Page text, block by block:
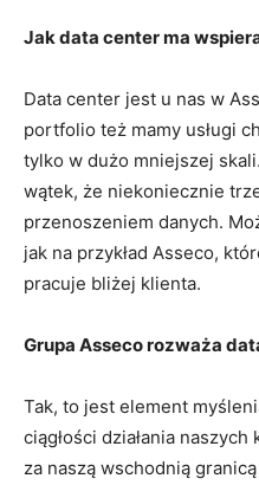
Jak data center ma
Data center jest u nas w
portfolio też mamy usługi
tylko w dużo mniejszej
wątek, że niekoniecznie
przenoszeniem danych.
jak na przykład Asseco,
pracuje bliżej klienta.
Grupa Asseco rozważa
Tak, to jest element
ciągłości działania
za naszą wschodnią